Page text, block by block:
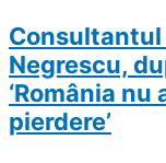
Negrescu,
‘România
pierdere’